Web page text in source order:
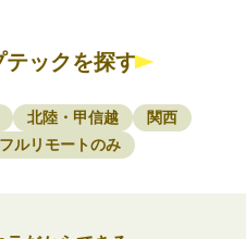
ックを探す
北陸・甲信越
関西
フルリモートのみ